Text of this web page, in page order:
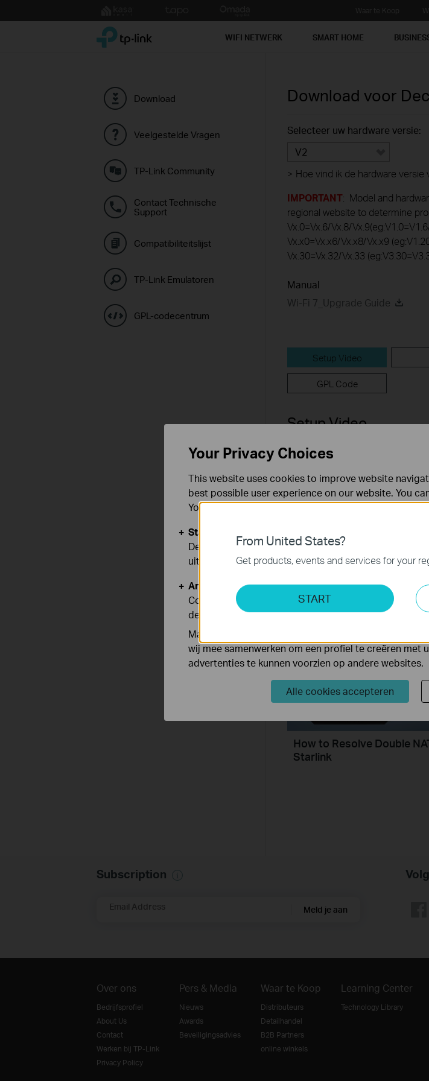
to
TP-Link, Reliably Smart WIFI NETWERK SMART HOME
Download
Veelgestelde Vragen
TP-Link Community
Contact Technische
Support
Compatibiliteitslijst
TP-Link Emulatoren
GPL-codecentrum
Download voor
Selecteer uw hardware versie:
V2
> Hoe vind ik de hardware
IMPORTANT: Model and
regional website to determine
Vx.0=Vx.6/Vx.8/
Vx.x0=Vx.x6/Vx.x8/Vx.x9
Vx.30=Vx.32/Vx.33
Manual
Wi-Fi 7_Upgrade Guide
Setup Video
GPL Code
Setup Video
【Deco】How to Set Up a
BE95 as Example)
How to Resolve Double
Starlink
Subscription
Email Address Meld je aan
Over ons
Bedrijfsprofiel
About Us
Contact
Werken bij TP-Link
Privacy Policy
Pers & Media
Nieuws
Awards
Beveiligingsadvies
Waar te Koop
Distributeurs
Detailhandel
B2B Partners
online winkels
Learning Center
Technology Library
From United States?
Get products, events and services for your
START
Your Privacy Choices
This website uses cookies to improve website
best possible user experience on our website. You
You can find more information in ourprivacy policy.
Standaard Cookies
Deze cookies zijn noodzakelijk voor de werking van
uitgeschakeld.
Analyse en Marketing Cookies
Cookies voor analyse geven ons de mogelijkheid uw
de functionaliteit van de website aan te passen en te
Marketing cookies kunnen op onze website worden
wij mee samenwerken om een profiel te creëren met
advertenties te kunnen voorzien op andere websites.
Alle cookies accepteren